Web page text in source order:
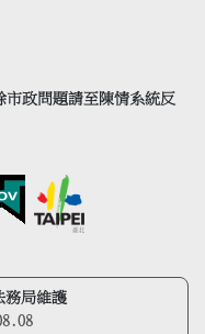
政問題請至陳情系統反
務局維護